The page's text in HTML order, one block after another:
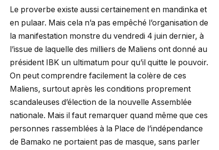
Le proverbe existe aussi certainement en mandinka et
en pulaar. Mais cela n’a pas empêché l’organisation de
la manifestation monstre du vendredi 4 juin dernier, à
l’issue de laquelle des milliers de Maliens ont donné au
président IBK un ultimatum pour qu’il quitte le pouvoir.
On peut comprendre facilement la colère de ces
Maliens, surtout après les conditions proprement
scandaleuses d’élection de la nouvelle Assemblée
nationale. Mais il faut remarquer quand même que ces
personnes rassemblées à la Place de l’indépendance
de Bamako ne portaient pas de masque, sans parler